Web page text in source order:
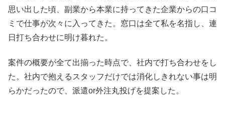
思い出した頃、副業から本業に持ってきた企業からの口コ
ミで仕事が次々に入ってきた。窓口は全て私を名指し、連
日打ち合わせに明け暮れた。
案件の概要が全て出揃った時点で、社内で打ち合わせをし
た。社内で抱えるスタッフだけでは消化しきれない事は明
らかだったので、派遣or外注丸投げを提案した。